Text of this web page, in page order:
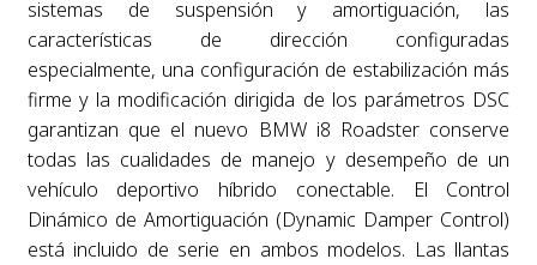
sistemas de suspensión y amortiguación, las
características de dirección configuradas
especialmente, una configuración de estabilización más
firme y la modificación dirigida de los parámetros DSC
garantizan que el nuevo BMW i8 Roadster conserve
todas las cualidades de manejo y desempeño de un
vehículo deportivo híbrido conectable. El Control
Dinámico de Amortiguación (Dynamic Damper Control)
está incluido de serie en ambos modelos. Las llantas